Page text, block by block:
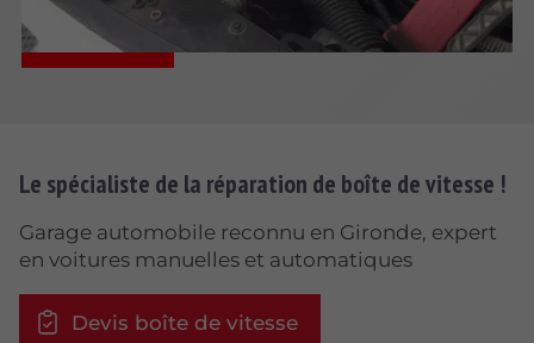
Le spécialiste de la réparation de boîte de vitesse !
Garage automobile reconnu en Gironde, expert
en voitures manuelles et automatiques
Devis boîte de vitesse